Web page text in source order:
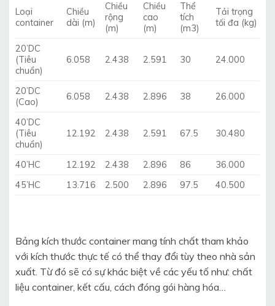
Loại
container
Chiều
dài (m)
Chiều
rộng
(m)
Chiều
cao
(m)
Thể
tích
(m3)
Tải trọng
tối đa (kg)
20’DC
(Tiêu
chuẩn)
6.058 2.438 2.591 30 24.000
20’DC
(Cao)
6.058 2.438 2.896 38 26.000
40’DC
(Tiêu
chuẩn)
12.192 2.438 2.591 67.5 30.480
40’HC 12.192 2.438 2.896 86
36.000
45’HC
13.716 2.500 2.896 97.5 40.500
Bảng kích thước container mang tính chất tham khảo
với kích thước thực tế có thể thay đổi tùy theo nhà sản
xuất. Từ đó sẽ có sự khác biệt về các yếu tố như: chất
liệu container, kết cấu, cách đóng gói hàng hóa…